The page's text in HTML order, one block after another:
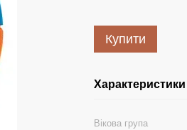
Купити
Характеристики
Вікова група